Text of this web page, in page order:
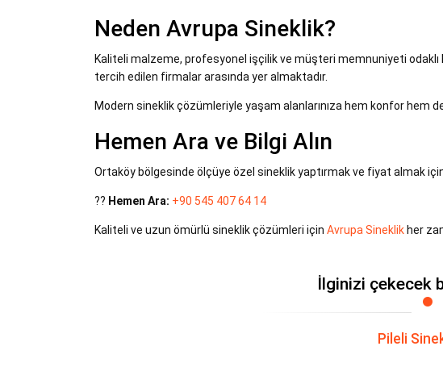
Neden Avrupa Sineklik?
Kaliteli malzeme, profesyonel işçilik ve müşteri memnuniyeti
tercih edilen firmalar arasında yer almaktadır.
Modern sineklik çözümleriyle yaşam alanlarınıza hem konfor hem
Hemen Ara ve Bilgi Alın
Ortaköy bölgesinde ölçüye özel sineklik yaptırmak ve fiyat almak
?? Hemen Ara: +90 545 407 64 14
Kaliteli ve uzun ömürlü sineklik çözümleri için Avrupa Sineklik her
İlginizi çekecek
Pileli